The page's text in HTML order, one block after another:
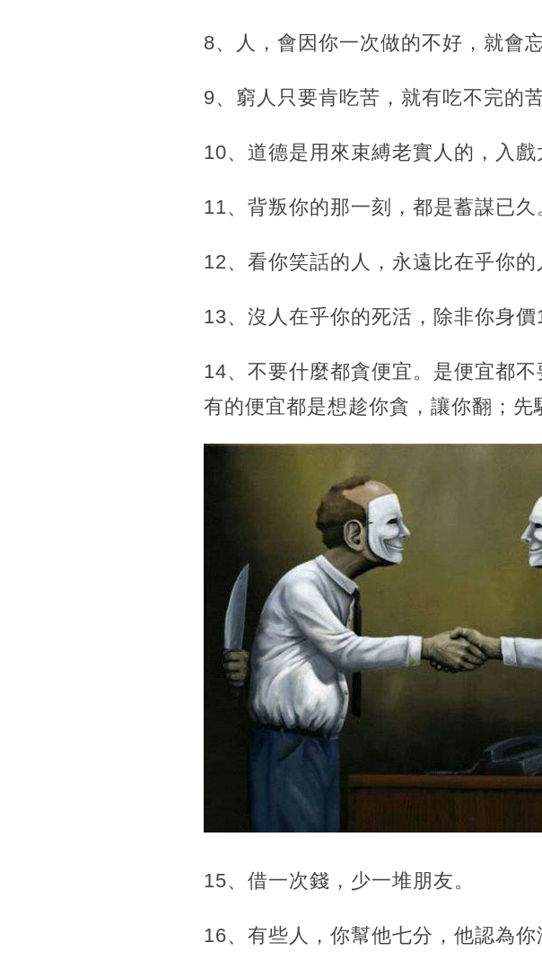
8、人，會因你一次做的不好，就會
9、窮人只要肯吃苦，就有吃不完的
10、道德是用來束縛老實人的，入戲
11、背叛你的那一刻，都是蓄謀已久
12、看你笑話的人，永遠比在乎你的
13、沒人在乎你的死活，除非你身價
14、不要什麼都貪便宜。是便宜都
有的便宜都是想趁你貪，讓你翻；先
15、借一次錢，少一堆朋友。
16、有些人，你幫他七分，他認為你